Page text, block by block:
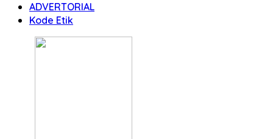
ADVERTORIAL
Kode Etik